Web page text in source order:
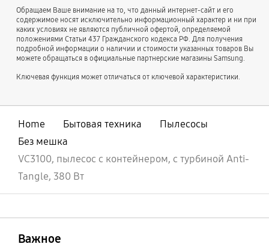
Обращаем Ваше внимание на то, что данный интернет-сайт и его
содержимое носят исключительно информационный характер и ни при
каких условиях не являются публичной офертой, определяемой
положениями Статьи 437 Гражданского кодекса РФ. Для получения
подробной информации о наличии и стоимости указанных товаров Вы
можете обращаться в официальные партнерские магазины Samsung.
Ключевая функция может отличаться от ключевой характеристики.
Home Бытовая техника
Пылесосы
Без мешка
VC3100, пылесос с контейнером, с турбиной Anti-
Tangle, 380 Вт
Важное